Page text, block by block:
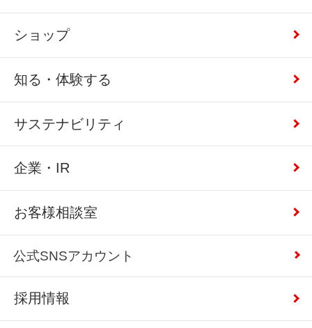
ショップ
知る・体験する
サステナビリティ
企業・IR
お客様相談室
公式SNSアカウント
採用情報